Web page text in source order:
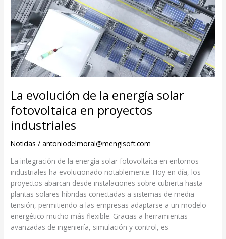
La evolución de la energía solar
fotovoltaica en proyectos
industriales
Noticias /antoniodelmoral@mengisoft.com
La integración de la energía solar fotovoltaica en entornos
industriales ha evolucionado notablemente. Hoy en día, los
proyectos abarcan desde instalaciones sobre cubierta hasta
plantas solares híbridas conectadas a sistemas de media
tensión, permitiendo a las empresas adaptarse a un modelo
energético mucho más flexible. Gracias a herramientas
avanzadas de ingeniería, simulación y control, es